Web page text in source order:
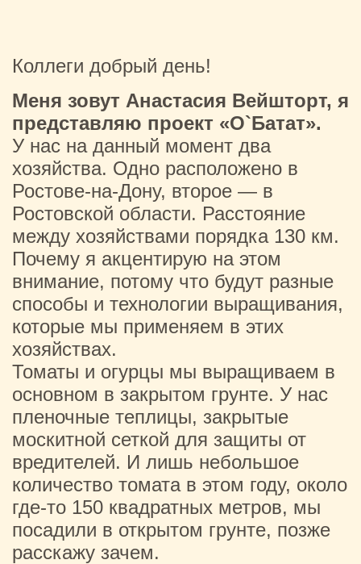
Коллеги добрый день!
Меня зовут Анастасия Вейшторт, я
представляю проект «O`Батат».
У нас на данный момент два
хозяйства. Одно расположено в
Ростове-на-Дону, второе — в
Ростовской области. Расстояние
между хозяйствами порядка 130 км.
Почему я акцентирую на этом
внимание, потому что будут разные
способы и технологии выращивания,
которые мы применяем в этих
хозяйствах.
Томаты и огурцы мы выращиваем в
основном в закрытом грунте. У нас
пленочные теплицы, закрытые
москитной сеткой для защиты от
вредителей. И лишь небольшое
количество томата в этом году, около
где-то 150 квадратных метров, мы
посадили в открытом грунте, позже
расскажу зачем.